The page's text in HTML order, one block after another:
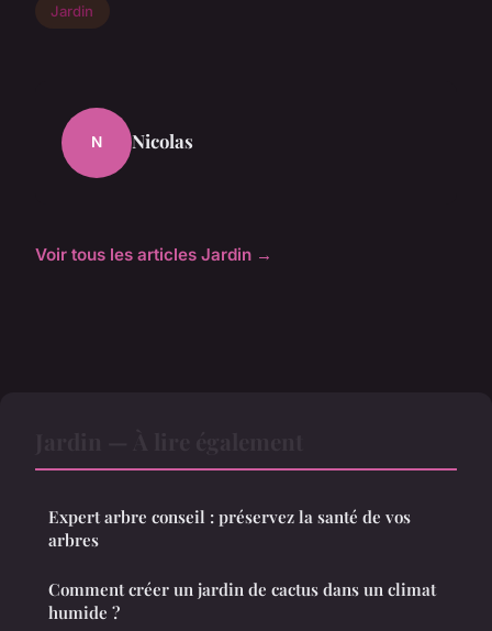
Jardin
N Nicolas
Voir tous les articles Jardin →
Expert arbre conseil : préservez la santé de vos
arbres
Comment créer un jardin de cactus dans un climat
humide ?